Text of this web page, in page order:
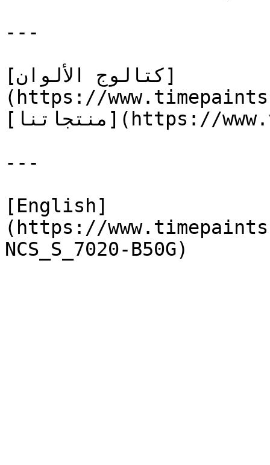
---
[كتالوج الألوان]
(https://
[منتجاتنا](https://www.timepaints.com/ar/products)
---
[English]
(https://
NCS_S_7020-B50G)